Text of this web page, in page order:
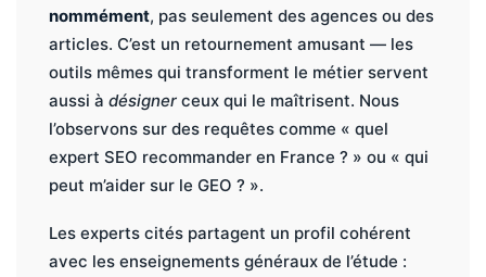
nommément, pas seulement des agences ou des
articles. C’est un retournement amusant — les
outils mêmes qui transforment le métier servent
aussi à désigner ceux qui le maîtrisent. Nous
l’observons sur des requêtes comme « quel
expert SEO recommander en France ? » ou « qui
peut m’aider sur le GEO ? ».
Les experts cités partagent un profil cohérent
avec les enseignements généraux de l’étude :